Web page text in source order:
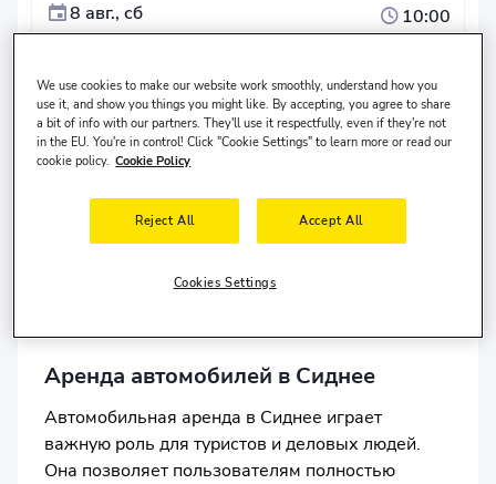
8 авг., сб
10:00
11 авг., вт
10:00
Поиск
Различное место сдачи автомобиля?
Водитель проживает в
Соединенные Штатыи ему
лет.
Аренда автомобилей в Сиднее
Автомобильная аренда в Сиднее играет
важную роль для туристов и деловых людей.
Она позволяет пользователям полностью
We use cookies to make our website work smoothly, understand how you
use it, and show you things you might like. By accepting, you agree to share
a bit of info with our partners. They'll use it respectfully, even if they're not
in the EU. You're in control! Click "Cookie Settings" to learn more or read our
cookie policy. Cookie Policy
Reject All Accept All
Cookies Settings